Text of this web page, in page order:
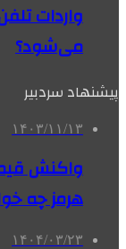
واردات
می‌شود؟
پیشنهاد سردبیر
۱۴۰۳/۱۱/۱۳
واکنش
هرمز چه
۱۴۰۴/۰۳/۲۳